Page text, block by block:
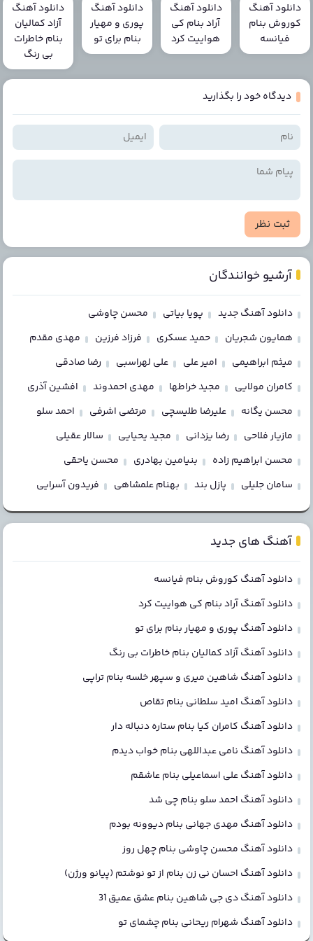
دانلود آهنگ
کوروش بنام
فیانسه
دانلود آهنگ
آراد بنام کی
هواییت کرد
دانلود آهنگ
پوری و مهیار
بنام برای تو
دانلود آهنگ
آزاد کمالیان
بنام خاطرات
بی رنگ
دیدگاه خود را بگذارید
ثبت نظر
آرشیو خوانندگان
دانلود آهنگ جدید پویا بیاتی
محسن چاوشی
همایون شجریان
حمید عسکری فرزاد فرزین
مهدی مقدم
میثم ابراهیمی
امیر علی علی لهراسبی
رضا صادقی
کامران مولایی
مجید خراطها مهدی احمدوند
افشین آذری
محسن یگانه
علیرضا طلیسچی مرتضی اشرفی
احمد سلو
مازیار فلاحی
رضا یزدانی مجید یحیایی
سالار عقیلی
محسن ابراهیم زاده
بنیامین بهادری
محسن یاحقی
سامان جلیلی
پازل بند بهنام علمشاهی فریدون آسرایی
آهنگ های جدید
دانلود آهنگ کوروش بنام فیانسه
دانلود آهنگ آراد بنام کی هواییت کرد
دانلود آهنگ پوری و مهیار بنام برای تو
دانلود آهنگ آزاد کمالیان بنام خاطرات بی رنگ
دانلود آهنگ شاهین میری و سپهر خلسه بنام تراپی
دانلود آهنگ امید سلطانی بنام تقاص
دانلود آهنگ کامران کیا بنام ستاره دنباله دار
دانلود آهنگ نامی عبداللهی بنام خواب دیدم
دانلود آهنگ علی اسماعیلی بنام عاشقم
دانلود آهنگ احمد سلو بنام چی شد
دانلود آهنگ مهدی جهانی بنام دیوونه بودم
دانلود آهنگ محسن چاوشی بنام چهل روز
دانلود آهنگ احسان نی زن بنام از تو نوشتم (پیانو ورژن)
دانلود آهنگ دی جی شاهین بنام عشق عمیق 31
دانلود آهنگ شهرام ریحانی بنام چشمای تو